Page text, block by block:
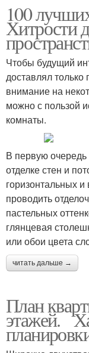
100
Хитрости
Чтобы будущий
доставлял
внимание на
можно с пользой
комнаты.
В первую
отделке стен и
горизонтальных
проводить
пастельных
глянцевая
или обои цвета
читать дальше →
План
этажей.